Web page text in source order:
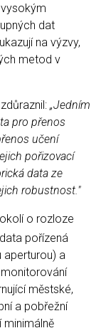
dat
na výzvy,
metod v
„Jedním
pro přenos
učení
pořizovací
data ze
robustnost."
o rozloze
pořízená
aperturou) a
městské,
a pobřežní